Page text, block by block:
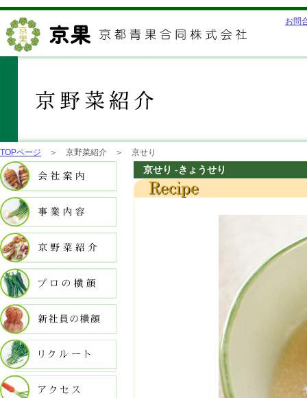
お問
TOPページ ＞ 京野菜紹介 ＞ 京せり
京せり -きょうせり